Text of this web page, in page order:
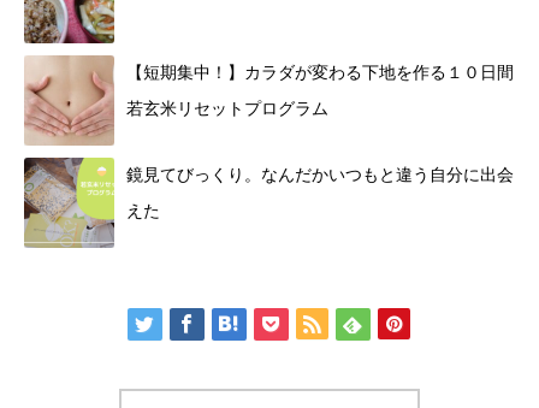
【短期集中！】カラダが変わる下地を作る１０日間
若玄米リセットプログラム
鏡見てびっくり。なんだかいつもと違う自分に出会
えた